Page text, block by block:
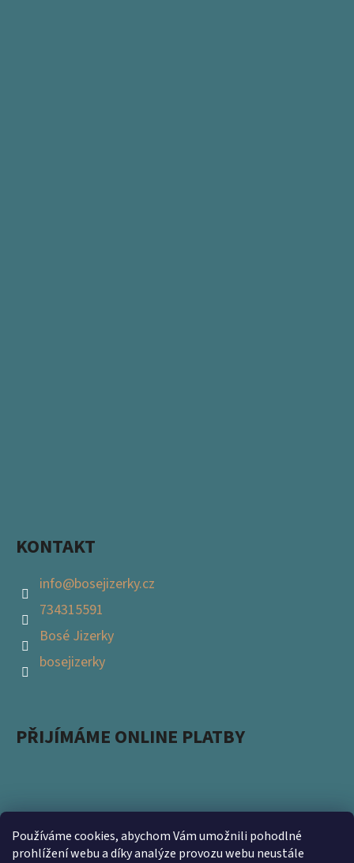
Používáme cookies, abychom Vám umožnili pohodlné
prohlížení webu a díky analýze provozu webu neustále
KONTAKT
info@bosejizerky.cz
734315591
Bosé Jizerky
bosejizerky
PŘIJÍMÁME ONLINE PLATBY
Podpořte s námi přírodu a zapojte se do projektu